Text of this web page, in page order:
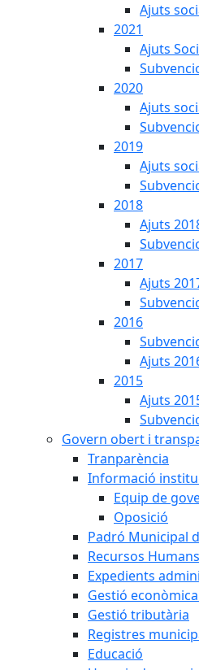
Ajuts
2021
Ajuts
2020
Ajuts
2019
Ajuts
2018
Ajuts
2017
Ajuts
2016
Ajuts
2015
Ajuts
Govern obert i
Tranparència
Informació
Equip de
Oposició
Padró Municipal
Recursos Humans
Expedients
Gestió
Gestió tributària
Registres
Educació